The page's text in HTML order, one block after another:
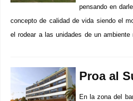
pensando en
concepto de calidad de vida siendo el
el rodear a las unidades de un
Proa al
En la zona del